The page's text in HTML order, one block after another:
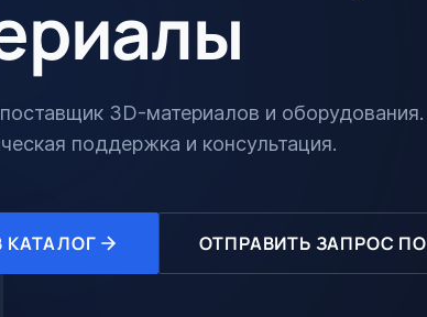
3D-материалов и
поддержка и консультация.
КАТАЛОГ ОТПРАВИТЬ ЗАПРОС